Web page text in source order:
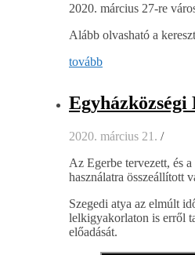
2020. március 27-re
Alább olvasható a
tovább
2020. március 21. /
Az Egerbe tervezett, és
használatra összeállított
Szegedi atya az elmúlt
lelkigyakorlaton is erről
előadását.